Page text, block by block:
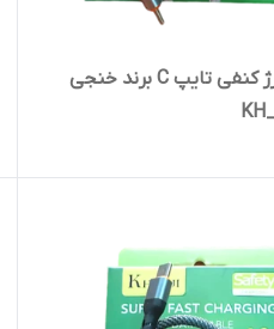
کابل شارژ کنفی تایپ C برند خنجی